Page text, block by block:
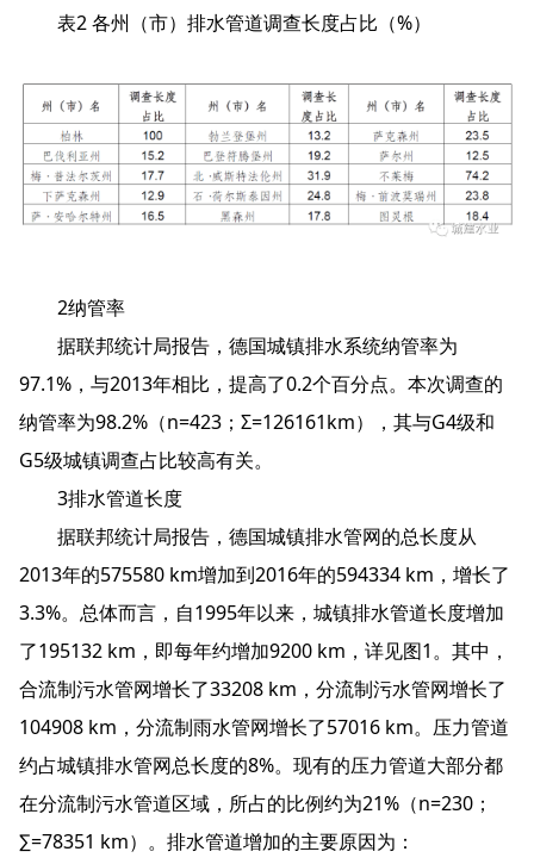
表2 各州（市）排水管道调查长度占比（%）
2纳管率
据联邦统计局报告，德国城镇排水系统纳管率为
97.1%，与2013年相比，提高了0.2个百分点。本次调查的
纳管率为98.2%（n=423；Σ=126161km），其与G4级和
G5级城镇调查占比较高有关。
3排水管道长度
据联邦统计局报告，德国城镇排水管网的总长度从
2013年的575580 km增加到2016年的594334 km，增长了
3.3%。总体而言，自1995年以来，城镇排水管道长度增加
了195132 km，即每年约增加9200 km，详见图1。其中，
合流制污水管网增长了33208 km，分流制污水管网增长了
104908 km，分流制雨水管网增长了57016 km。压力管道
约占城镇排水管网总长度的8%。现有的压力管道大部分都
在分流制污水管道区域，所占的比例约为21%（n=230；
∑=78351 km）。排水管道增加的主要原因为：